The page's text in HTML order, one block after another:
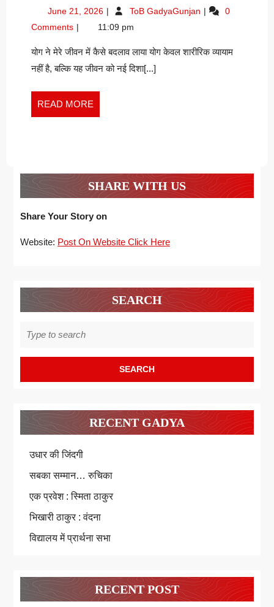
–
MADHU
KUMARI
June 21, 2026 June
2026
ToB GadyaGunjan School
0
Comments
11:09 pm
योग ने मेरे जीवन में कैसे बदलाव लाया योग केवल शारीरिक व्यायाम
नहीं है, बल्कि यह जीवन को नई दिशा[...]
READ MORE
MORE
SHARE WITH US
Share Your Story on
Website: Post On Website Click Here
SEARCH
for:
RECENT GADYA
उधार की जिंदगी
सबका सम्मान… रुचिका
एक प्रवेश : स्मिता ठाकुर
भिखारी ठाकुर : वंदना
विद्यालय में प्रार्थना सभा
RECENT POST